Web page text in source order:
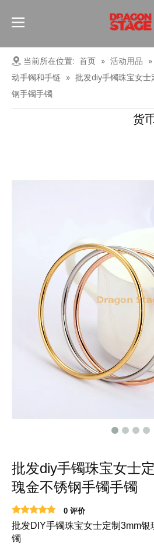
当前所在位置: 首页 » 活动用品 »
动手镯和手链 » 批发diy手镯珠宝女
钢手镯手镯
货
批发diy手镯珠宝女士
瑰金不锈钢手镯手镯
0 评价
批发DIY手镯珠宝女士定制3mm
镯